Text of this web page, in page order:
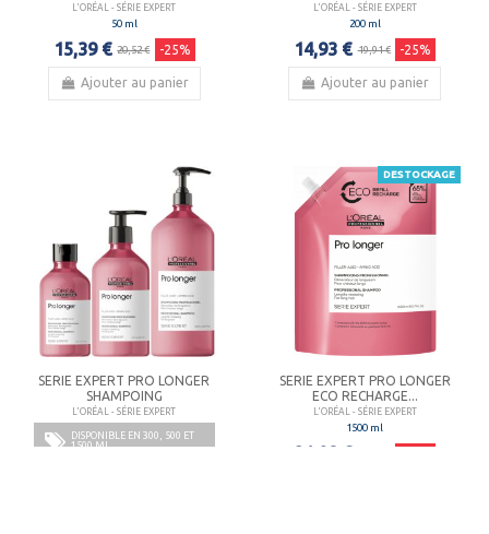
L'ORÉAL - SÉRIE EXPERT
50 ml
15,39 € 20,52 € -25%
Ajouter au panier
L'ORÉAL - SÉRIE EXPERT
200 ml
14,93 € 19,91 € -25%
Ajouter au panier
SERIE EXPERT PRO LONGER
SHAMPOING
L'ORÉAL - SÉRIE EXPERT
DISPONIBLE EN 300, 500 ET
1500 ML
DESTOCKAGE
SERIE EXPERT PRO LONGER
ECO RECHARGE...
L'ORÉAL - SÉRIE EXPERT
1500 ml
21,08 €